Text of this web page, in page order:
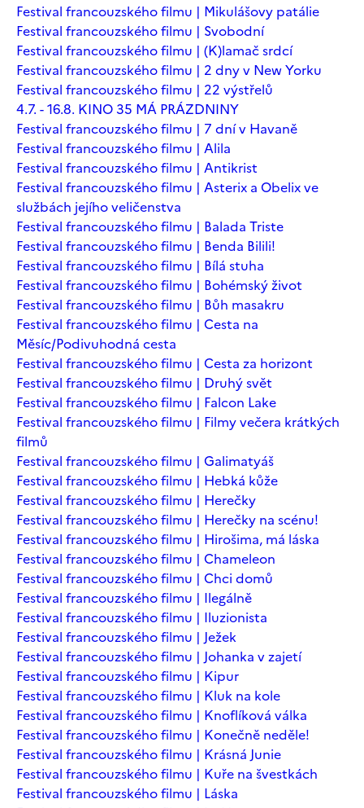
Festival francouzského filmu | Mikulášovy patálie
Festival francouzského filmu | Svobodní
Festival francouzského filmu | (K)lamač srdcí
Festival francouzského filmu | 2 dny v New Yorku
Festival francouzského filmu | 22 výstřelů
4.7. - 16.8. KINO 35 MÁ PRÁZDNINY
Festival francouzského filmu | 7 dní v Havaně
Festival francouzského filmu | Alila
Festival francouzského filmu | Antikrist
Festival francouzského filmu | Asterix a Obelix ve
službách jejího veličenstva
Festival francouzského filmu | Balada Triste
Festival francouzského filmu | Benda Bilili!
Festival francouzského filmu | Bílá stuha
Festival francouzského filmu | Bohémský život
Festival francouzského filmu | Bůh masakru
Festival francouzského filmu | Cesta na
Měsíc/Podivuhodná cesta
Festival francouzského filmu | Cesta za horizont
Festival francouzského filmu | Druhý svět
Festival francouzského filmu | Falcon Lake
Festival francouzského filmu | Filmy večera krátkých
filmů
Festival francouzského filmu | Galimatyáš
Festival francouzského filmu | Hebká kůže
Festival francouzského filmu | Herečky
Festival francouzského filmu | Herečky na scénu!
Festival francouzského filmu | Hirošima, má láska
Festival francouzského filmu | Chameleon
Festival francouzského filmu | Chci domů
Festival francouzského filmu | Ilegálně
Festival francouzského filmu | Iluzionista
Festival francouzského filmu | Ježek
Festival francouzského filmu | Johanka v zajetí
Festival francouzského filmu | Kipur
Festival francouzského filmu | Kluk na kole
Festival francouzského filmu | Knoflíková válka
Festival francouzského filmu | Konečně neděle!
Festival francouzského filmu | Krásná Junie
Festival francouzského filmu | Kuře na švestkách
Festival francouzského filmu | Láska